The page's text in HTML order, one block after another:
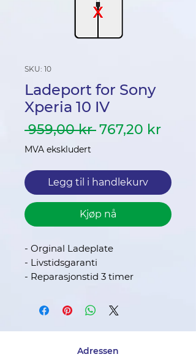
SKU: 10
Ladeport for Sony
Xperia 10 IV
959,00 kr Vanlig
767,20 kr
MVA ekskludert
Legg til i handlekurv
Kjøp nå
- Orginal Ladeplate
- Livstidsgaranti
- Reparasjonstid 3 timer
Adressen